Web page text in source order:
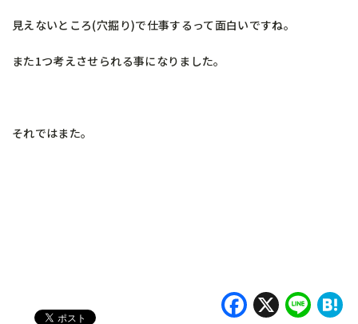
見えないところ(穴掘り)で仕事するって面白いですね。
また1つ考えさせられる事になりました。
それではまた。
X